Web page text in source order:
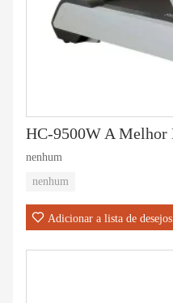
nenhum
nenhum
Adicionar a lista de desejos